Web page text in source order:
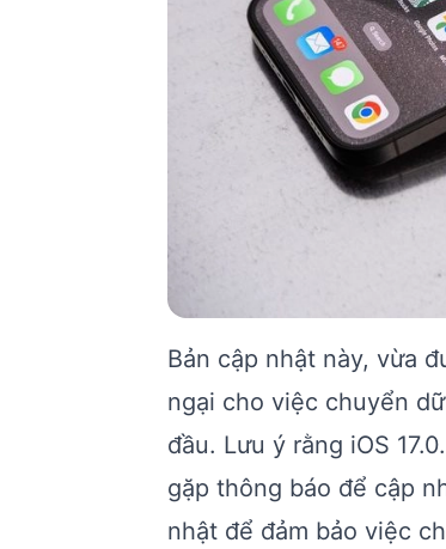
Bản cập nhật này, vừa
ngại cho việc chuyển
đầu. Lưu ý rằng iOS
gặp thông báo để cập
nhật để đảm bảo việc